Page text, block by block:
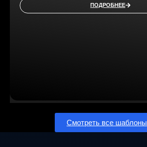
ПОДРОБНЕЕ
Смотреть все шаблоны